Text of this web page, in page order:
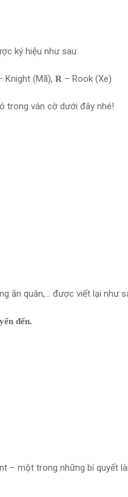
ký hiệu như sau:
Knight (Mã), R – Rook (Xe)
trong ván cờ dưới đây nhé!
ăn quân,… được viết lại như
đến.
– một trong những bí quyết